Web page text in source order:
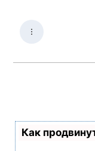
Как